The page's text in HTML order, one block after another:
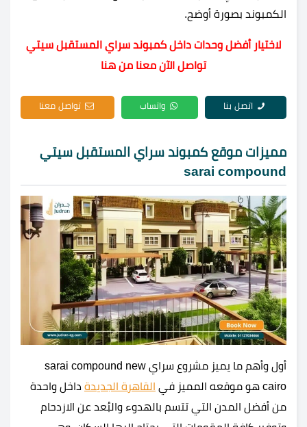
الكمبوند بصورة أوضح.
لاختيار أفضل وحدات داخل كمبوند سراي المستقبل سيتي
تواصل الآن معنا من هنا
اتصل بنا واتساب تواصل معنا
مميزات موقع كمبوند سراي المستقبل سيتي
sarai compound
أول وأهم ما يميز مشروع سراي sarai compound new
cairo هو موقعه المميز في
القاهرة الجديدة داخل واحدة
من أفضل المدن التي تتسم بالهدوء والبُعد عن الازدحام